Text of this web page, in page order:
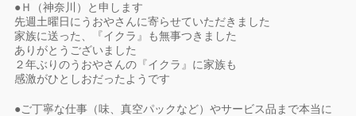
●Ｈ（神奈川）と申します
先週土曜日にうおやさんに寄らせていただきました
家族に送った、『イクラ』も無事つきました
ありがとうございました
２年ぶりのうおやさんの『イクラ』に家族も
感激がひとしおだったようです
●ご丁寧な仕事（味、真空パックなど）やサービス品まで本当に